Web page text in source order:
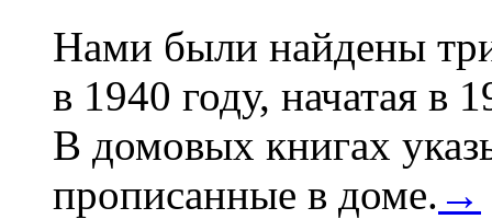
Нами были найдены
в 1940 году, начатая в
В домовых книгах
прописанные в доме. →